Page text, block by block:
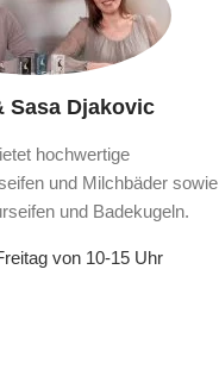
Sasa Djakovic
hochwertige
und Milchbäder sowie
und Badekugeln.
von 10-15 Uhr